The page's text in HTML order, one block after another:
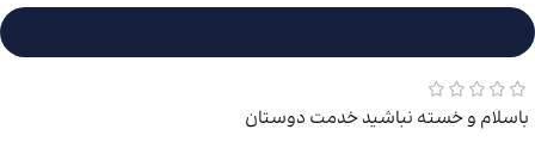
باسلام و خسته نباشید خدمت دوستان